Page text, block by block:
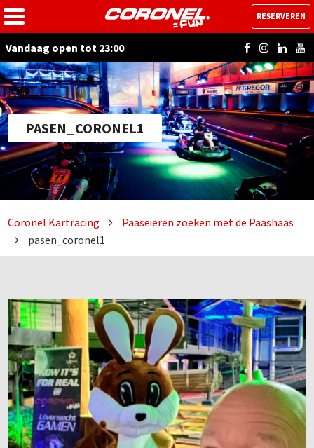
Vandaag open tot 23:00
RESERVEREN
PASEN_CORONEL1
Coronel Kartracing
Paaseieren zoeken met de Paashaas
pasen_coronel1